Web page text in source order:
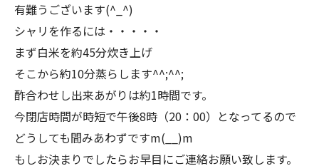
有難うございます(^_^)
シャリを作るには・・・・・
まず白米を約45分炊き上げ
そこから約10分蒸らします^^;^^;
酢合わせし出来あがりは約1時間です。
今閉店時間が時短で午後8時（20：00）となってるので
どうしても間みあわずですm(__)m
もしお決まりでしたらお早目にご連絡お願い致します。